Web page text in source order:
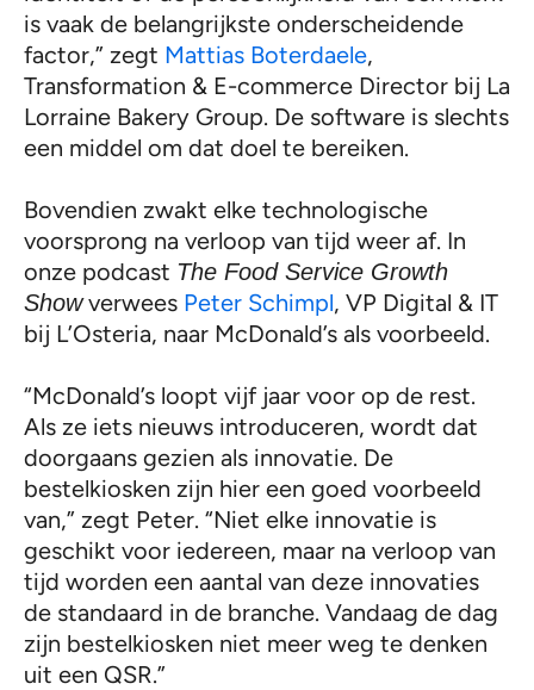
is vaak de belangrijkste onderscheidende
factor,” zegt Mattias Boterdaele,
Transformation & E-commerce Director bij La
Lorraine Bakery Group. De software is slechts
een middel om dat doel te bereiken.
Bovendien zwakt elke technologische
voorsprong na verloop van tijd weer af. In
onze podcast The Food Service Growth
Showverwees Peter Schimpl, VP Digital & IT
bij L’Osteria, naar McDonald’s als voorbeeld.
“McDonald’s loopt vijf jaar voor op de rest.
Als ze iets nieuws introduceren, wordt dat
doorgaans gezien als innovatie. De
bestelkiosken zijn hier een goed voorbeeld
van,” zegt Peter. “Niet elke innovatie is
geschikt voor iedereen, maar na verloop van
tijd worden een aantal van deze innovaties
de standaard in de branche. Vandaag de dag
zijn bestelkiosken niet meer weg te denken
uit een QSR.”